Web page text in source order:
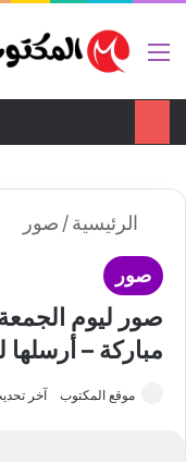
القائمة
الرئيسية/ صور
صور
صور ليوم
مباركة –
موقع المكتوب آخر تحديث: 17/
ضع